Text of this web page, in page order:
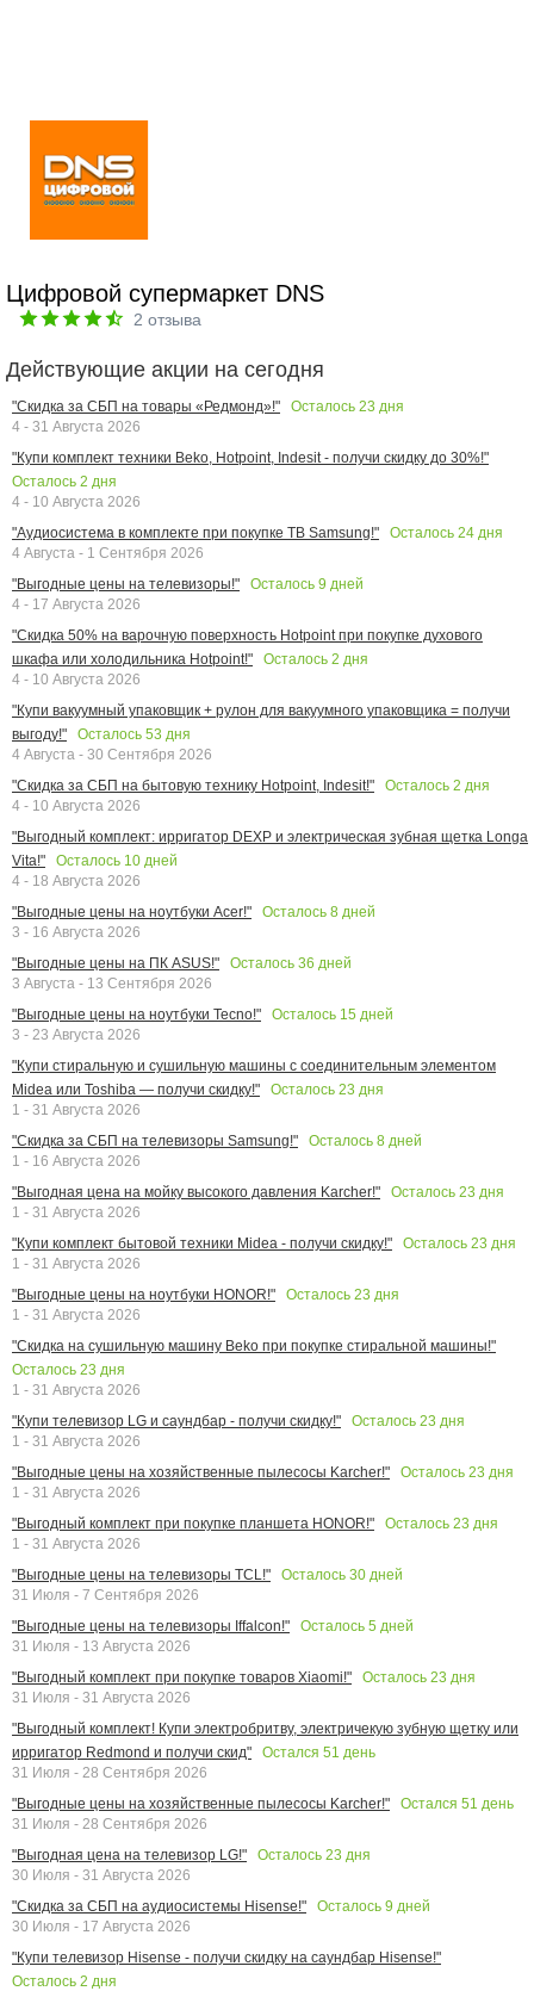
Цифровой супермаркет DNS
2 отзыва
Действующие акции на сегодня
"Скидка за СБП на товары «Редмонд»!" Осталось 23 дня
4 - 31 Августа 2026
"Купи комплект техники Beko, Hotpoint, Indesit - получи скидку до 30%!"
Осталось 2 дня
4 - 10 Августа 2026
"Аудиосистема в комплекте при покупке ТВ Samsung!"
Осталось 24 дня
4 Августа - 1 Сентября 2026
"Выгодные цены на телевизоры!"
Осталось 9 дней
4 - 17 Августа 2026
"Скидка 50% на варочную поверхность Hotpoint при покупке духового
шкафа или холодильника Hotpoint!"
Осталось 2 дня
4 - 10 Августа 2026
"Купи вакуумный упаковщик + рулон для вакуумного упаковщика = получи
выгоду!"
Осталось 53 дня
4 Августа - 30 Сентября 2026
"Скидка за СБП на бытовую технику Hotpoint, Indesit!"
Осталось 2 дня
4 - 10 Августа 2026
"Выгодный комплект: ирригатор DEXP и электрическая зубная щетка Longa
Vita!"
Осталось 10 дней
4 - 18 Августа 2026
"Выгодные цены на ноутбуки Acer!"
Осталось 8 дней
3 - 16 Августа 2026
"Выгодные цены на ПК ASUS!"
Осталось 36 дней
3 Августа - 13 Сентября 2026
"Выгодные цены на ноутбуки Tecno!"
Осталось 15 дней
3 - 23 Августа 2026
"Купи стиральную и сушильную машины с соединительным элементом
Midea или Toshiba — получи скидку!"
Осталось 23 дня
1 - 31 Августа 2026
"Скидка за СБП на телевизоры Samsung!"
Осталось 8 дней
1 - 16 Августа 2026
"Выгодная цена на мойку высокого давления Karcher!"
Осталось 23 дня
1 - 31 Августа 2026
"Купи комплект бытовой техники Midea - получи скидку!"
Осталось 23 дня
1 - 31 Августа 2026
"Выгодные цены на ноутбуки HONOR!"
Осталось 23 дня
1 - 31 Августа 2026
"Скидка на сушильную машину Beko при покупке стиральной машины!"
Осталось 23 дня
1 - 31 Августа 2026
"Купи телевизор LG и саундбар - получи скидку!"
Осталось 23 дня
1 - 31 Августа 2026
"Выгодные цены на хозяйственные пылесосы Karcher!"
Осталось 23 дня
1 - 31 Августа 2026
"Выгодный комплект при покупке планшета HONOR!"
Осталось 23 дня
1 - 31 Августа 2026
"Выгодные цены на телевизоры TCL!"
Осталось 30 дней
31 Июля - 7 Сентября 2026
"Выгодные цены на телевизоры Iffalcon!"
Осталось 5 дней
31 Июля - 13 Августа 2026
"Выгодный комплект при покупке товаров Xiaomi!"
Осталось 23 дня
31 Июля - 31 Августа 2026
"Выгодный комплект! Купи электробритву, электричекую зубную щетку или
ирригатор Redmond и получи скид"
Остался 51 день
31 Июля - 28 Сентября 2026
"Выгодные цены на хозяйственные пылесосы Karcher!"
Остался 51 день
31 Июля - 28 Сентября 2026
"Выгодная цена на телевизор LG!"
Осталось 23 дня
30 Июля - 31 Августа 2026
"Скидка за СБП на аудиосистемы Hisense!"
Осталось 9 дней
30 Июля - 17 Августа 2026
"Купи телевизор Hisense - получи скидку на саундбар Hisense!"
Осталось 2 дня